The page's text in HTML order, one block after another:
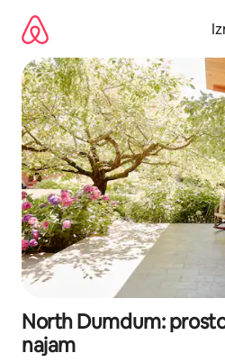
sadržaj
North Dumdum:
najam